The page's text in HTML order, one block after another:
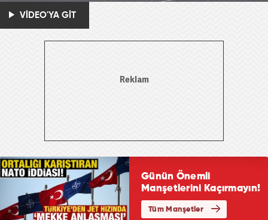
VİDEO'YA GİT